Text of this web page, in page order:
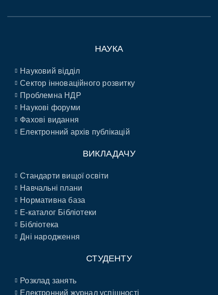
НАУКА
Науковий відділ
Сектор інноваційного розвитку
Проблемна НДР
Наукові форуми
Фахові видання
Електронний архів публікацій
ВИКЛАДАЧУ
Стандарти вищої освіти
Навчальні плани
Нормативна база
E-каталог Бібліотеки
Бібліотека
Дні народження
СТУДЕНТУ
Розклад занять
Електронний журнал успішності